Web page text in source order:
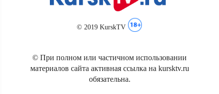
© 2019 KurskTV
© При полном или частичном использовании
материалов сайта активная ссылка на kursktv.ru
обязательна.